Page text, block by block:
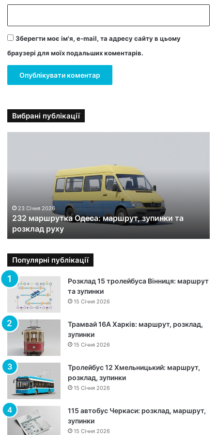
Зберегти моє ім'я, e-mail, та адресу сайту в цьому
браузері для моїх подальших коментарів.
Вибрані публікації
к
д
е
с
м
а
р
у
з
у
23 Січня 2026
232 маршрутка Одеса: маршрут, зупинки та
розклад руху
Популярні публікації
Розклад 15 тролейбуса Вінниця: маршрут
та зупинки
15 Січня 2026
Трамвай 16А Харків: маршрут, розклад,
зупинки
15 Січня 2026
Тролейбус 12 Хмельницький: маршрут,
розклад, зупинки
15 Січня 2026
115 автобус Черкаси: розклад, маршрут,
зупинки
15 Січня 2026